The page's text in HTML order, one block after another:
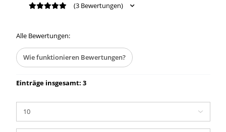
(3 Bewertungen)
Alle Bewertungen:
Wie funktionieren Bewertungen?
Einträge insgesamt: 3